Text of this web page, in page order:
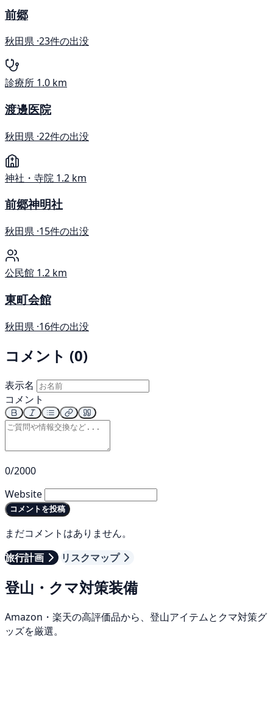
前郷
秋田県 ·23件の出没
診療所 1.0 km
渡邊医院
秋田県 ·22件の出没
神社・寺院 1.2 km
前郷神明社
秋田県 ·15件の出没
公民館 1.2 km
東町会館
秋田県 ·16件の出没
コメント (0)
表示名
コメント
0/2000
Website
コメントを投稿
まだコメントはありません。
旅行計画
リスクマップ
登山・クマ対策装備
Amazon・楽天の高評価品から、登山アイテムとクマ対策グ
ッズを厳選。